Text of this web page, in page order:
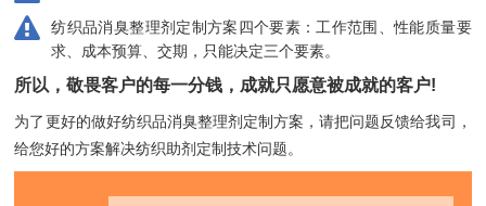
纺织品消臭整理剂定制方案四个要素：工作范围、性能质量要
求、成本预算、交期，只能决定三个要素。
所以，敬畏客户的每一分钱，成就只愿意被成就的客户!
为了更好的做好纺织品消臭整理剂定制方案，请把问题反馈给我司，
给您好的方案解决纺织助剂定制技术问题。